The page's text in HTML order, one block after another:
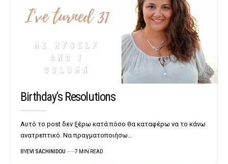
Birthday’s Resolutions
Αυτό το post δεν ξέρω κατά πόσο θα καταφέρω να το κάνω
ανατρεπτικό. Να πραγματοποιήσω…
BYEVI SACHINIDOU 7 MIN READ